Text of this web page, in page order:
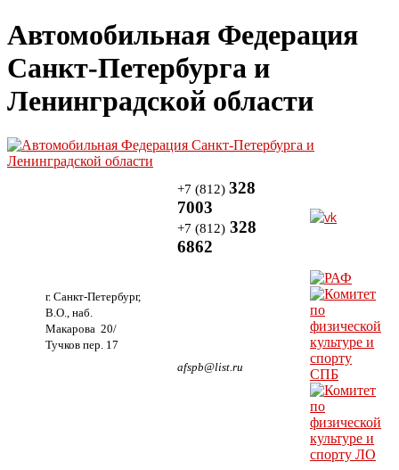
Автомобильная Федерация
Санкт-Петербурга и
Ленинградской области
г. Санкт-Петербург,
В.О., наб.
Макарова 20/
Тучков пер. 17
+7 (812) 328
7003
+7 (812) 328
6862
afspb@list.ru